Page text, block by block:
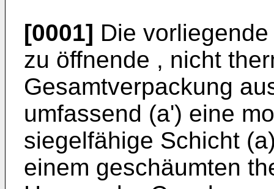
[0001] Die
zu öffnende , nicht
Gesamtverpackung
umfassend (a') eine
siegelfähige Schicht
einem geschäumten